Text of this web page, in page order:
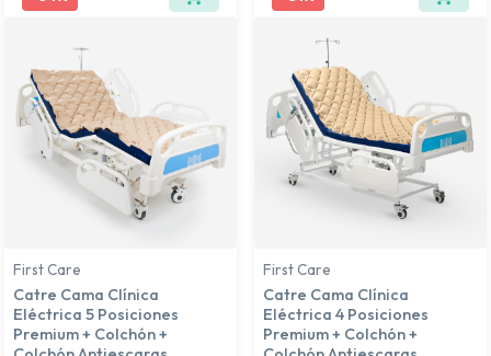
First Care
Catre Cama Clínica
Eléctrica 5 Posiciones
Premium + Colchón +
First Care
Catre Cama Clínica
Eléctrica 4 Posiciones
Premium + Colchón +